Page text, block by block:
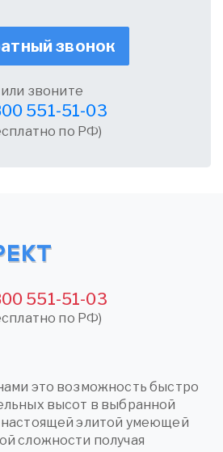
звонок
или звоните
551-51-03
по РФ)
551-51-03
по РФ)
это возможность быстро
высот в выбранной
элитой умеющей
сложности получая